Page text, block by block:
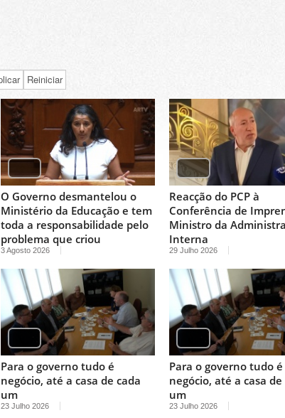
O Governo desmantelou o
Ministério da Educação e tem
toda a responsabilidade pelo
problema que criou
3 Agosto 2026
Reacção do PCP à
Conferência de
Ministro da
Interna
29 Julho 2026
Para o governo tudo é
negócio, até a casa de cada
um
23 Julho 2026
Para o governo tudo é
negócio, até a casa de
um
23 Julho 2026